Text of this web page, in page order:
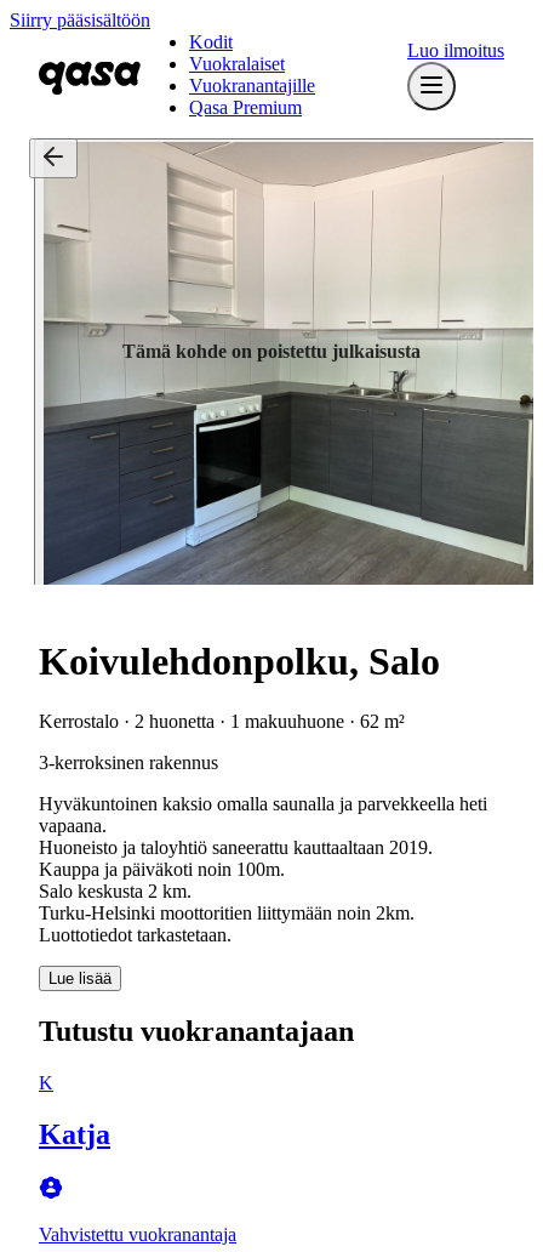
Siirry pääsisältöön
Kodit
Vuokralaiset
Vuokranantajille
Qasa Premium
Luo ilmoitus
Tämä kohde on poistettu julkaisusta
Koivulehdonpolku, Salo
Kerrostalo · 2 huonetta · 1 makuuhuone · 62 m²
3-kerroksinen rakennus
Hyväkuntoinen kaksio omalla saunalla ja parvekkeella heti
vapaana.
Huoneisto ja taloyhtiö saneerattu kauttaaltaan 2019.
Kauppa ja päiväkoti noin 100m.
Salo keskusta 2 km.
Turku-Helsinki moottoritien liittymään noin 2km.
Luottotiedot tarkastetaan.
Lue lisää
Tutustu vuokranantajaan
K
Katja
Vahvistettu vuokranantaja